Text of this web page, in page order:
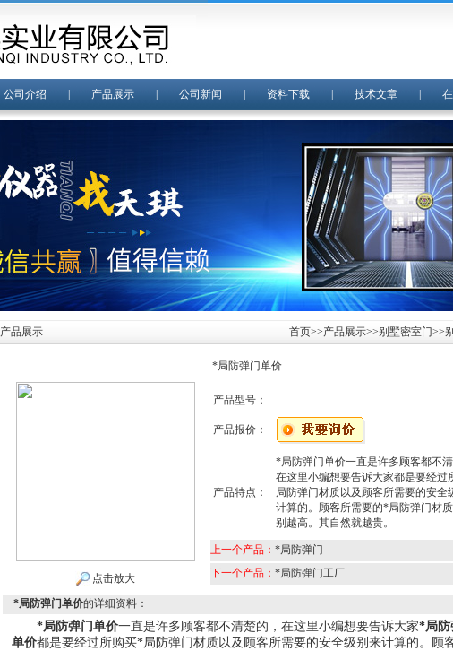
公司介绍 产品展示 公司新闻 资料下载 技术文章
产品展示 首页>>产品展示>>别墅密室门>>
*局防弹门单价
点击放大
产品型号：
产品报价：
产品特点：
*局防弹门单价一直是许多顾客都不清
在这里小编想要告诉大家都是要经过
局防弹门材质以及顾客所需要的安全
计算的。顾客所需要的*局防弹门材
别越高。其自然就越贵。
上一个产品： *局防弹门
下一个产品： *局防弹门工厂
*局防弹门单价的详细资料：
*局防弹门单价一直是许多顾客都不清楚的，在这里小编想要告诉大家*局防
单价都是要经过所购买*局防弹门材质以及顾客所需要的安全级别来计算的。顾